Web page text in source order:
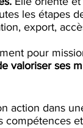
les étapes
export,
pour
valoriser ses
action dans